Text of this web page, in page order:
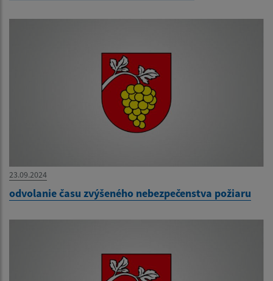
23.09.2024
odvolanie času zvýšeného nebezpečenstva požiaru